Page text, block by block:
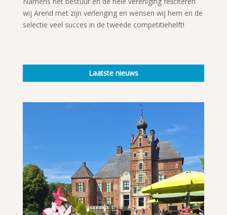
wij Arend met zijn verlenging en wensen wij hem en de
selectie veel succes in de tweede competitiehelft!
Laatste nieuws